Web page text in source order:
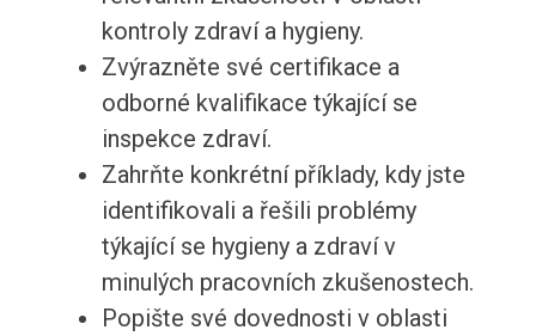
kontroly zdraví a hygieny.
Zvýrazněte své certifikace a
odborné kvalifikace týkající se
inspekce zdraví.
Zahrňte konkrétní příklady, kdy jste
identifikovali a řešili problémy
týkající se hygieny a zdraví v
minulých pracovních zkušenostech.
Popište své dovednosti v oblasti